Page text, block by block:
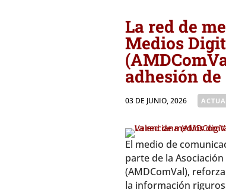
La red de
Medios
adhesión
03 DE JUNIO, 2026
El medio de
parte de la
(AMDComVal),
la información